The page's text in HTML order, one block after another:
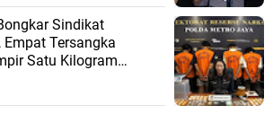
Sindikat
Tersangka
Satu Kilogram